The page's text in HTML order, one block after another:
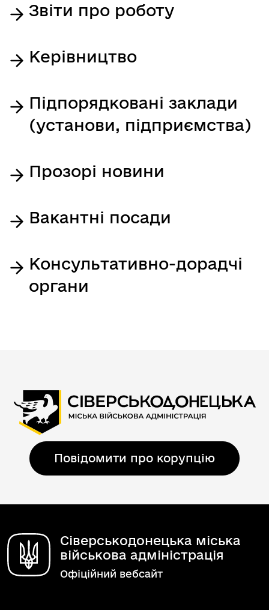
Звіти про роботу
Керівництво
Підпорядковані заклади
(установи, підприємства)
Прозорі новини
Вакантні посади
Консультативно-дорадчі
органи
Повідомити про корупцію
Сіверськодонецька міська
військова адміністрація
Офіційний вебсайт